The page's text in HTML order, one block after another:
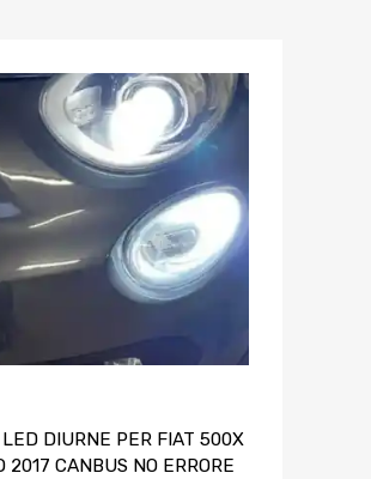
DIURNE PER FIAT 500X
2017 CANBUS NO ERRORE